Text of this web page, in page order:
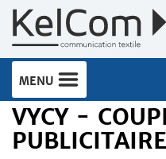
MENU
VYCY -